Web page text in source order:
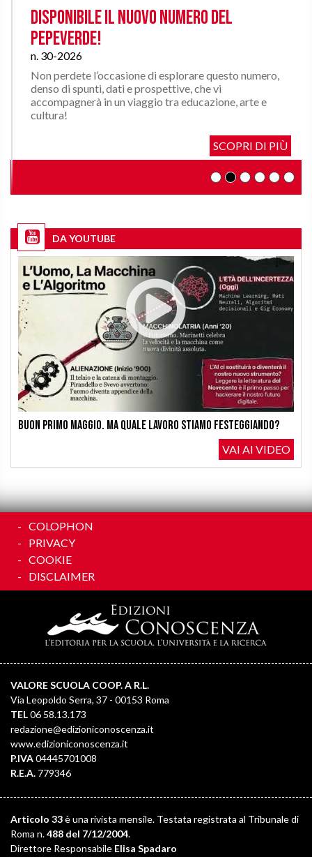
Disponibile il nuovo numero del
Pepeverde!
n. 30-2026
Non perdete l’occasione di esplorare questo numero,
denso di spunti, dati e prospettive, che vi
accompagnerà in un viaggio tra educazione, arte e
cultura!
SCOPRI DI PIÙ
DA YOUTUBE
Buon Primo Maggio. Ma quale lavoro stiamo festeggiando?
VAI AI VIDEO
COLOPHON
PRIVACY
COOKIE
DISCLAIMER
VALORE SCUOLA COOP. A R.L.
Via Leopoldo Serra, 37 - 00153 Roma
TEL06 58.13.173
redazione@edizioniconoscenza.it
www.edizioniconoscenza.it
P.IVA04445701008
R.E.A. 779346
Articolo 33è una rivista mensile. Testata registrata al Tribunale di
Roma n.488 del 7/12/2004.
Direttore Responsabile Elisa Spadaro